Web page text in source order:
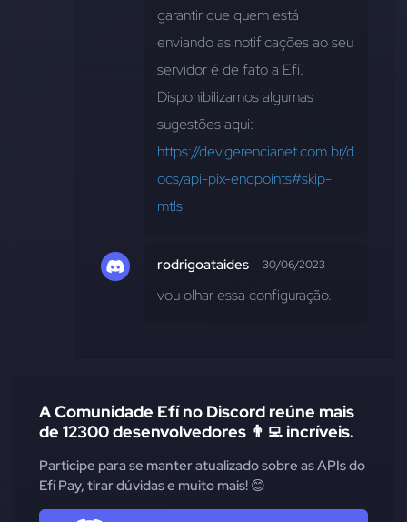
garantir que quem está
enviando as notificações ao seu
servidor é de fato a Efí.
Disponibilizamos algumas
https://dev.gerencianet.com.br/d
ocs/api-pix-endpoints#skip-
mtls
rodrigoataides 30/06/2023
vou olhar essa configuração.
A Comunidade Efí no Discord reúne mais
de 12300 desenvolvedores 👨‍💻 incríveis.
Participe para se manter atualizado sobre as APIs do
Efí Pay, tirar dúvidas e muito mais! 😊